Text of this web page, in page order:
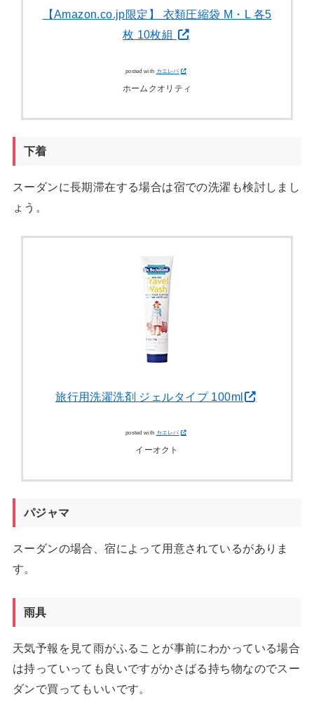
【Amazon.co.jp限定】 衣類圧縮袋 M・L 各5
枚 10枚組
posted with カエレバ
ホームクオリティ
下着
スーダンに長期滞在する場合は宿での洗濯も検討しまし
ょう。
旅行用洗濯洗剤 ジェルタイプ 100ml
posted with カエレバ
イーオクト
パジャマ
スーダンの場合、宿によって用意されているがありま
す。
雨具
天気予報を見て雨がふることが事前にわかっている場合
は持っていっても良いですがかさばる持ち物なのでスー
ダンで買ってもいいです。